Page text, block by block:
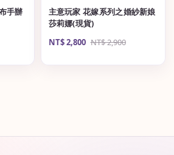
手辦
主意玩家 花嫁系列之婚紗新娘
莎莉娜(現貨)
Sale
NT$ 2,800 Regular
NT$ 2,900